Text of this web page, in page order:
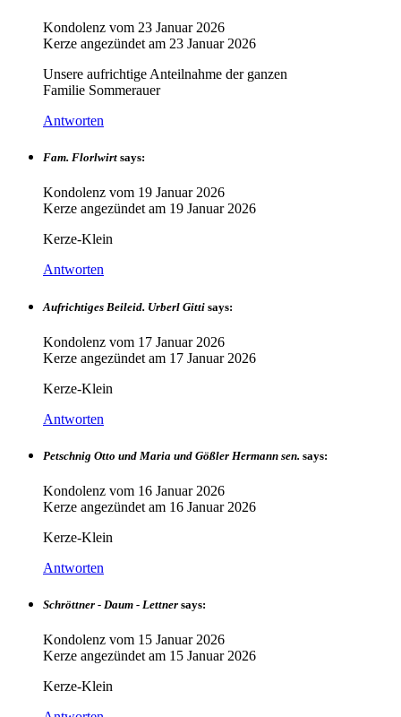
Kondolenz vom 23 Januar 2026
Kerze angezündet am 23 Januar 2026
Unsere aufrichtige Anteilnahme der ganzen
Familie Sommerauer
Antworten
Fam. Florlwirt says:
Kondolenz vom 19 Januar 2026
Kerze angezündet am 19 Januar 2026
Kerze-Klein
Antworten
Aufrichtiges Beileid. Urberl Gitti says:
Kondolenz vom 17 Januar 2026
Kerze angezündet am 17 Januar 2026
Kerze-Klein
Antworten
Petschnig Otto und Maria und Gößler Hermann sen. says:
Kondolenz vom 16 Januar 2026
Kerze angezündet am 16 Januar 2026
Kerze-Klein
Antworten
Schröttner - Daum - Lettner says:
Kondolenz vom 15 Januar 2026
Kerze angezündet am 15 Januar 2026
Kerze-Klein